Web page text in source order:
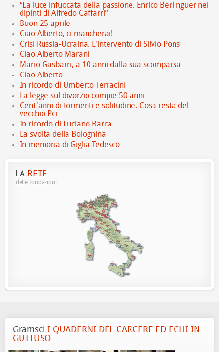
“La luce infuocata della passione. Enrico Berlinguer nei
dipinti di Alfredo Caffarri”
Buon 25 aprile
Ciao Alberto, ci mancherai!
Crisi Russia-Ucraina. L'intervento di Silvio Pons
Ciao Alberto Marani
Mario Gasbarri, a 10 anni dalla sua scomparsa
Ciao Alberto
In ricordo di Umberto Terracini
La legge sul divorzio compie 50 anni
Cent'anni di tormenti e solitudine. Cosa resta del
vecchio Pci
In ricordo di Luciano Barca
La svolta della Bolognina
In memoria di Giglia Tedesco
LA RETE
delle fondazioni
Gramsci I QUADERNI DEL CARCERE ED ECHI IN
GUTTUSO